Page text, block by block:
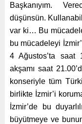
Başkanıyım.
düşünsün.
var ki… Bu
bu mücadeleyi
4 Ağustos’ta saat
akşamı saat
konseriyle tüm
birlikte İzmir’i
İzmir’de bu
büyütmeye ve